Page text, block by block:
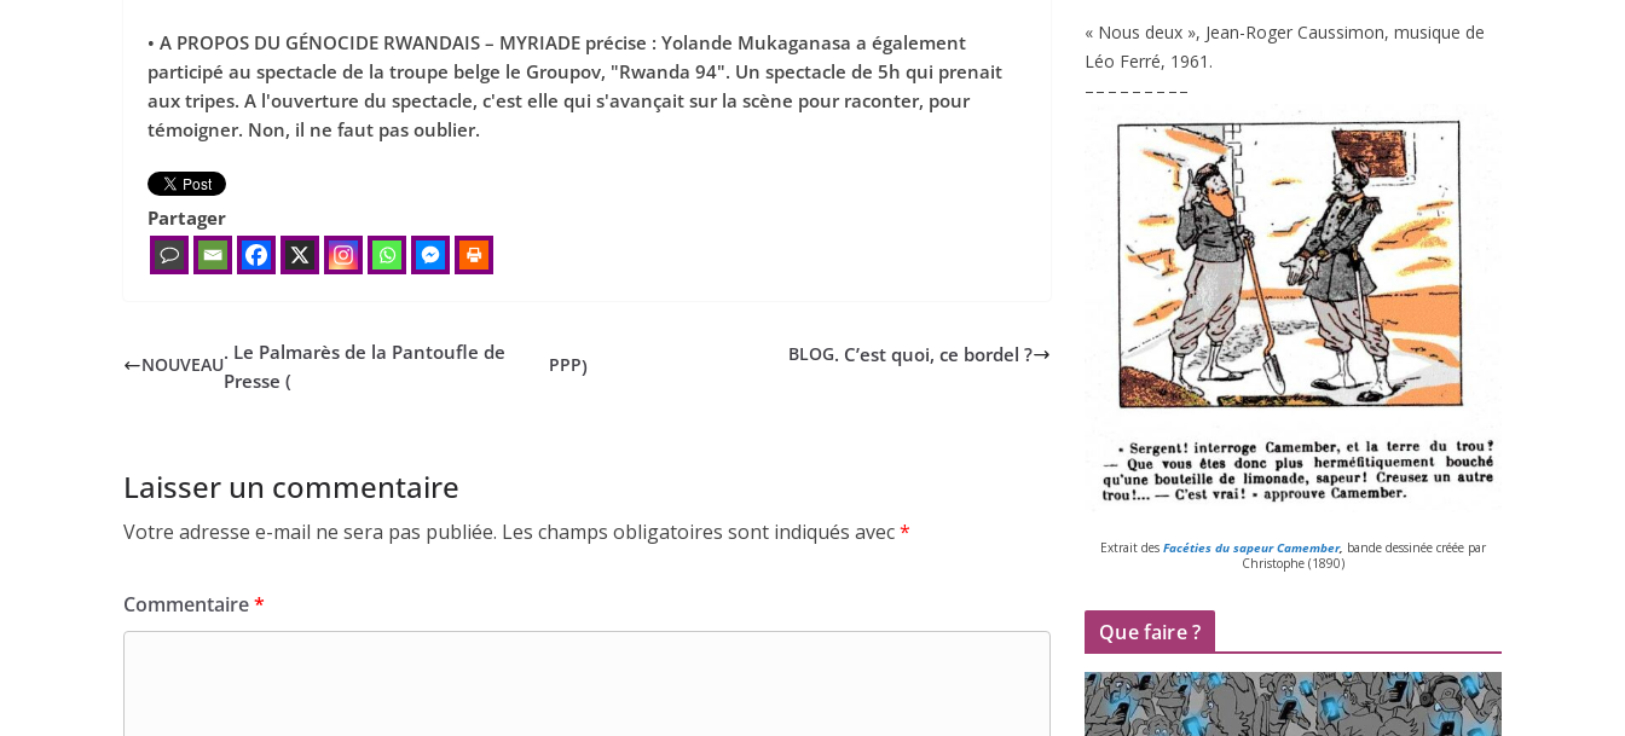
• A PROPOS DU GÉNOCIDE RWANDAIS – MYRIADE précise : Yolande Mukaganasa a également
participé au spectacle de la troupe belge le Groupov, "Rwanda 94". Un spectacle de 5h qui prenait
aux tripes. A l'ouverture du spectacle, c'est elle qui s'avançait sur la scène pour raconter, pour
témoigner. Non, il ne faut pas oublier.
Partager
NOUVEAU
. Le Palmarès de la Pantoufle de
Presse (
PPP) BLOG. C’est quoi, ce bordel ?
Laisser un commentaire
Votre adresse e-mail ne sera pas publiée. Les champs obligatoires sont indiqués avec*
Commentaire*
« Nous deux », Jean-Roger Caussimon, musique de
Léo Ferré, 1961 .
– – – – – – – – –
Extrait des Facéties du sapeur Camember, bande des­si­née créée par
Christophe (1890)
Que faire ?